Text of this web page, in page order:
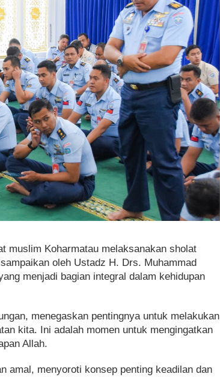
muslim Koharmatau melaksanakan sholat
oleh Ustadz H. Drs. Muhammad
menjadi bagian integral dalam kehidupan
menegaskan pentingnya untuk melakukan
kita. Ini adalah momen untuk mengingatkan
Allah.
amal, menyoroti konsep penting keadilan dan